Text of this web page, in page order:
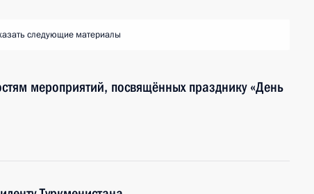
следующие материалы
мероприятий, посвящённых празднику «День